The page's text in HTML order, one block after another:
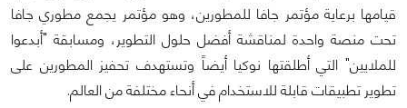
قيامها برعاية مؤتمر جافا للمطورين، وهو مؤتمر يجمع مطوري جافا
تحت منصة واحدة لمناقشة أفضل حلول التطوير، ومسابقة "أبدعوا
للملايين" التي أطلقتها نوكيا أيضاً وتستهدف تحفيز المطورين على
تطوير تطبيقات قابلة للاستخدام في أنحاء مختلفة من العالم.